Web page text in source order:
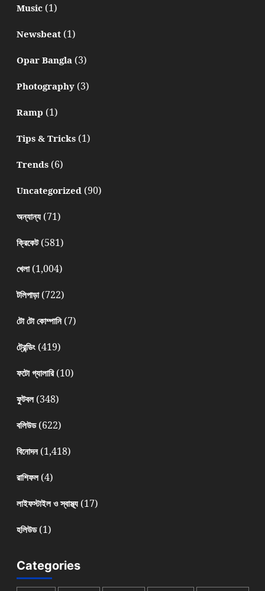
Music(1)
Newsbeat(1)
Opar Bangla(3)
Photography(3)
Ramp (1)
Tips & Tricks(1)
Trends(6)
Uncategorized(90)
অন্যান্য(71)
ক্রিকেট(581)
খেলা(1,004)
টলিপাড়া(722)
টো টো কোম্পানি(7)
ট্রেন্ডিং(419)
ফটো গ্যালারি(10)
ফুটবল(348)
বলিউড(622)
বিনোদন(1,418)
রাশিফল(4)
লাইফস্টাইল ও স্বাস্থ্য(17)
হলিউড(1)
Categories